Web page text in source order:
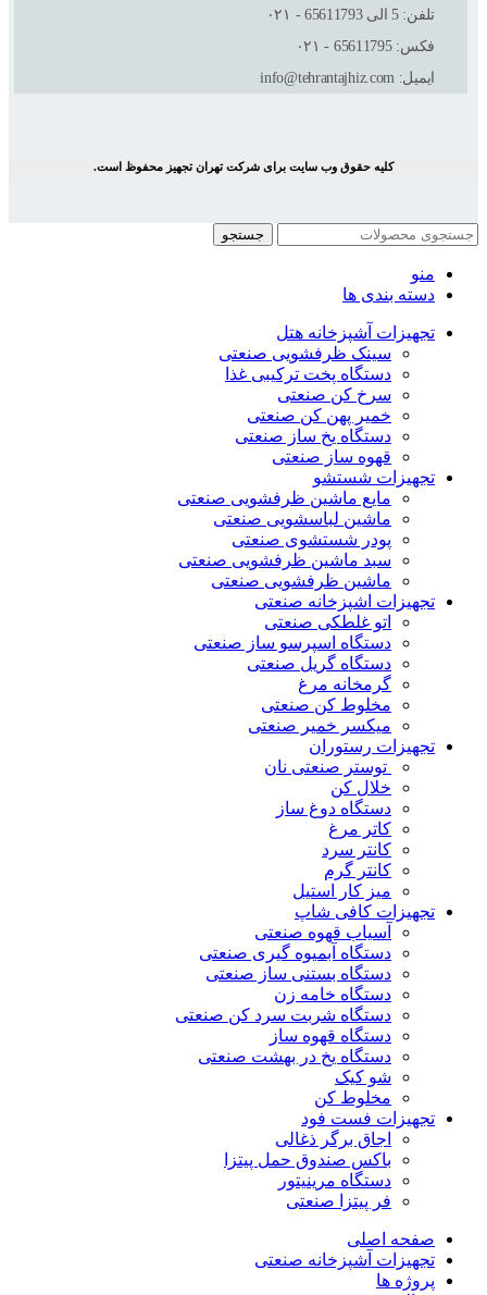
تلفن: 5 الی 65611793 - ۰۲۱
فکس: 65611795 - ۰۲۱
ایمیل: info@tehrantajhiz.com
کلیه حقوق وب سایت برای شرکت تهران تجهیز محفوظ است.
جستجو
منو
دسته بندی ها
تجهیزات آشپزخانه هتل
سینک ظرفشویی صنعتی
دستگاه پخت ترکیبی غذا
سرخ کن صنعتی
خمیر پهن کن صنعتی
دستگاه یخ ساز صنعتی
قهوه ساز صنعتی
تجهیزات شستشو
مایع ماشین ظرفشویی صنعتی
ماشین لباسشویی صنعتی
پودر شستشوی صنعتی
سبد ماشین ظرفشویی صنعتی
ماشین ظرفشویی صنعتی
تجهیزات اشپزخانه صنعتی
اتو غلطکی صنعتی
دستگاه اسپرسو ساز صنعتی
دستگاه گریل صنعتی
گرمخانه مرغ
مخلوط کن صنعتی
میکسر خمیر صنعتی
تجهیزات رستوران
توستر صنعتی نان
خلال کن
دستگاه دوغ ساز
کاتر مرغ
کانتر سرد
کانتر گرم
میز کار استیل
تجهیزات کافی شاپ
آسیاب قهوه صنعتی
دستگاه آبمیوه گیری صنعتی
دستگاه بستنی ساز صنعتی
دستگاه خامه زن
دستگاه شربت سرد کن صنعتی
دستگاه قهوه ساز
دستگاه یخ در بهشت صنعتی
شو کیک
مخلوط کن
تجهیزات فست فود
اجاق برگر ذغالی
باکس صندوق حمل پیتزا
دستگاه مرینیتور
فر پیتزا صنعتی
صفحه اصلی
تجهیزات آشپزخانه صنعتی
پروژه ها